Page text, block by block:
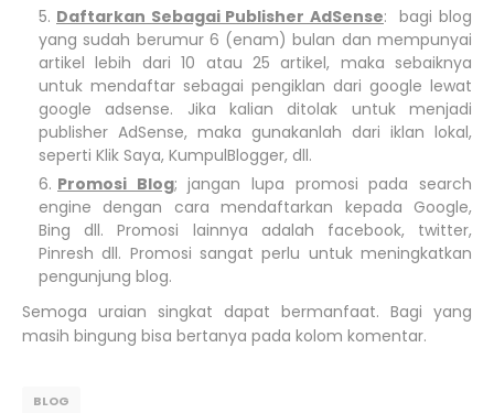
Daftarkan Sebagai Publisher AdSense: bagi blog
yang sudah berumur 6 (enam) bulan dan mempunyai
artikel lebih dari 10 atau 25 artikel, maka sebaiknya
untuk mendaftar sebagai pengiklan dari google lewat
google adsense. Jika kalian ditolak untuk menjadi
publisher AdSense, maka gunakanlah dari iklan lokal,
seperti Klik Saya, KumpulBlogger, dll.
Promosi Blog; jangan lupa promosi pada search
engine dengan cara mendaftarkan kepada Google,
Bing dll. Promosi lainnya adalah facebook, twitter,
Pinresh dll. Promosi sangat perlu untuk meningkatkan
pengunjung blog.
Semoga uraian singkat dapat bermanfaat. Bagi yang
masih bingung bisa bertanya pada kolom komentar.
BLOG